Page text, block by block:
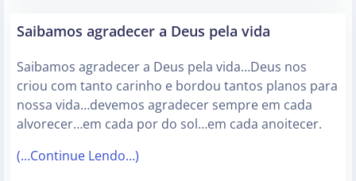
Saibamos agradecer a Deus pela vida
Saibamos agradecer a Deus pela vida…Deus nos
criou com tanto carinho e bordou tantos planos para
nossa vida…devemos agradecer sempre em cada
alvorecer…em cada por do sol…em cada anoitecer.
(…Continue Lendo…)